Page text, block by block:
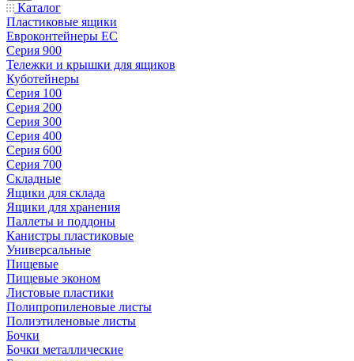
Каталог
Пластиковые ящики
Евроконтейнеры ЕС
Серия 900
Тележки и крышки для ящиков
Куботейнеры
Серия 100
Серия 200
Серия 300
Серия 400
Серия 600
Серия 700
Складные
Ящики для склада
Ящики для хранения
Паллеты и поддоны
Канистры пластиковые
Универсальные
Пищевые
Пищевые эконом
Листовые пластики
Полипропиленовые листы
Полиэтиленовые листы
Бочки
Бочки металлические